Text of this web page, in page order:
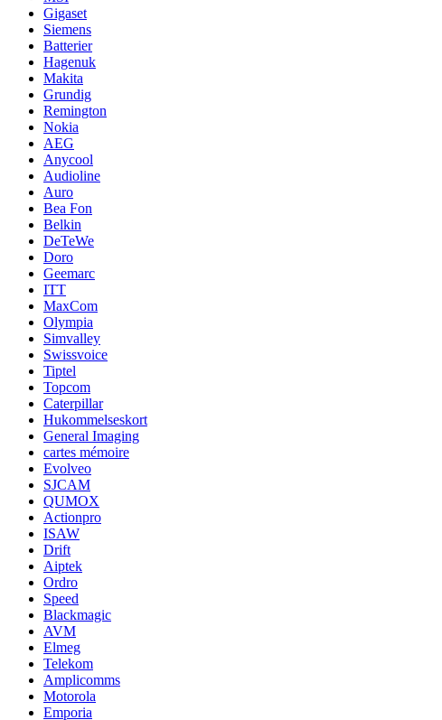
Gigaset
Siemens
Batterier
Hagenuk
Makita
Grundig
Remington
Nokia
AEG
Anycool
Audioline
Auro
Bea Fon
Belkin
DeTeWe
Doro
Geemarc
ITT
MaxCom
Olympia
Simvalley
Swissvoice
Tiptel
Topcom
Caterpillar
Hukommelseskort
General Imaging
cartes mémoire
Evolveo
SJCAM
QUMOX
Actionpro
ISAW
Drift
Aiptek
Ordro
Speed
Blackmagic
AVM
Elmeg
Telekom
Amplicomms
Motorola
Emporia